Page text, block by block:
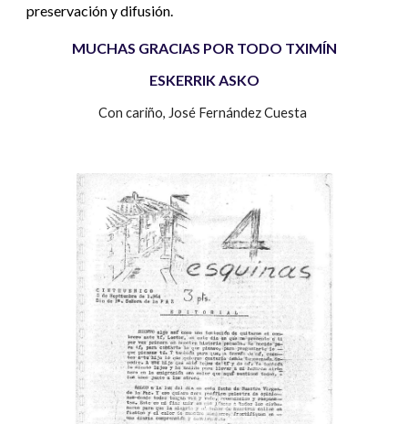
preservación y difusión.
MUCHAS GRACIAS POR TODO TXIMÍN
ESKERRIK ASKO
Con cariño, José Fernández Cuesta